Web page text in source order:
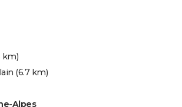
km)
(6.7 km)
Alpes